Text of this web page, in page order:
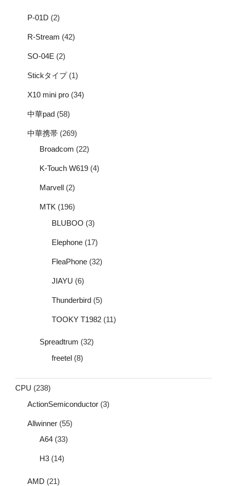
P-01D (2)
R-Stream (42)
SO-04E (2)
Stickタイプ(1)
X10 mini pro (34)
中華pad (58)
中華携帯 (269)
Broadcom (22)
K-Touch W619 (4)
Marvell (2)
MTK (196)
BLUBOO (3)
Elephone (17)
FleaPhone (32)
JIAYU (6)
Thunderbird (5)
TOOKY T1982 (11)
Spreadtrum (32)
freetel (8)
CPU (238)
ActionSemiconductor (3)
Allwinner (55)
A64 (33)
H3 (14)
AMD (21)